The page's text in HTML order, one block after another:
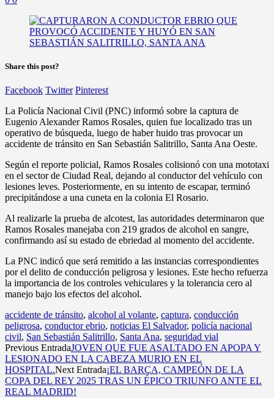
Share this post?
Facebook Twitter Pinterest
La Policía Nacional Civil (PNC) informó sobre la captura de
Eugenio Alexander Ramos Rosales, quien fue localizado tras un
operativo de búsqueda, luego de haber huido tras provocar un
accidente de tránsito en San Sebastián Salitrillo, Santa Ana Oeste.
Según el reporte policial, Ramos Rosales colisionó con una mototaxi
en el sector de Ciudad Real, dejando al conductor del vehículo con
lesiones leves. Posteriormente, en su intento de escapar, terminó
precipitándose a una cuneta en la colonia El Rosario.
Al realizarle la prueba de alcotest, las autoridades determinaron que
Ramos Rosales manejaba con 219 grados de alcohol en sangre,
confirmando así su estado de ebriedad al momento del accidente.
La PNC indicó que será remitido a las instancias correspondientes
por el delito de conducción peligrosa y lesiones. Este hecho refuerza
la importancia de los controles vehiculares y la tolerancia cero al
manejo bajo los efectos del alcohol.
accidente de tránsito, alcohol al volante, captura, conducción
peligrosa, conductor ebrio, noticias El Salvador, policía nacional
civil, San Sebastián Salitrillo, Santa Ana, seguridad vial
Previous EntradaJOVEN QUE FUE ASALTADO EN APOPA Y
LESIONADO EN LA CABEZA MURIO EN EL
HOSPITAL.Next Entrada¡EL BARÇA, CAMPEÓN DE LA
COPA DEL REY 2025 TRAS UN ÉPICO TRIUNFO ANTE EL
REAL MADRID!